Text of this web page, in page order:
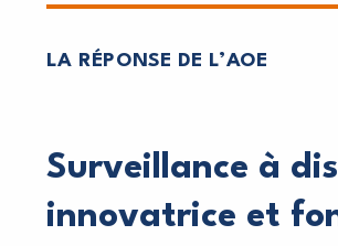
LA RÉPONSE DE L’AOE
Surveillance à
innovatrice et